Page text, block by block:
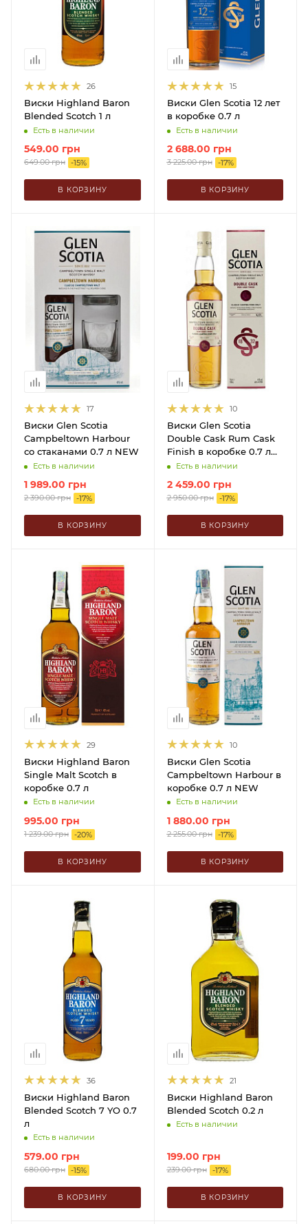
26
Виски Highland Baron
Blended Scotch 1 л
Есть в наличии
549.00 грн
649.00грн -15%
В КОРЗИНУ
15
Виски Glen Scotia 12 лет
в коробке 0.7 л
Есть в наличии
2 688.00 грн
3 225.00грн -17%
В КОРЗИНУ
17
Виски Glen Scotia
Campbeltown Harbour
со стаканами 0.7 л NEW
Есть в наличии
1 989.00 грн
2 390.00грн -17%
В КОРЗИНУ
10
Виски Glen Scotia
Double Cask Rum Cask
Finish в коробке 0.7 л
NEW
Есть в наличии
2 459.00 грн
2 950.00грн -17%
В КОРЗИНУ
29
Виски Highland Baron
Single Malt Scotch в
коробке 0.7 л
Есть в наличии
995.00 грн
1 239.00грн -20%
В КОРЗИНУ
10
Виски Glen Scotia
Campbeltown Harbour в
коробке 0.7 л NEW
Есть в наличии
1 880.00 грн
2 255.00грн -17%
В КОРЗИНУ
36
Виски Highland Baron
Blended Scotch 7 YO 0.7
л
Есть в наличии
579.00 грн
680.00грн -15%
В КОРЗИНУ
21
Виски Highland Baron
Blended Scotch 0.2 л
Есть в наличии
199.00 грн
239.00грн -17%
В КОРЗИНУ